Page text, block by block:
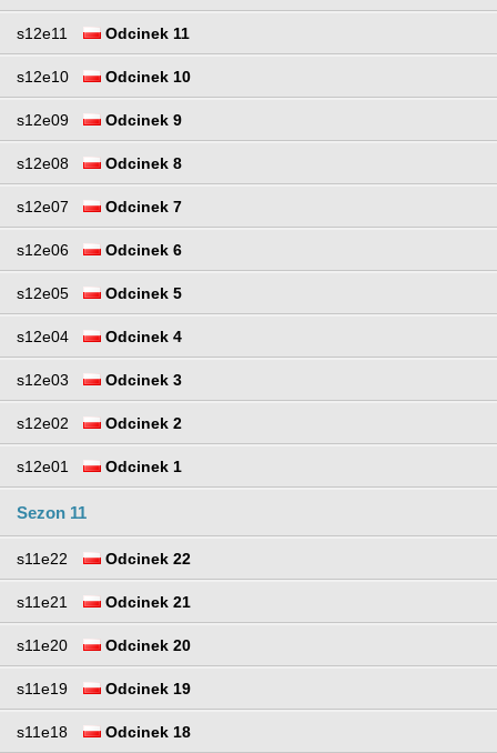
s12e11 Odcinek 11
s12e10 Odcinek 10
s12e09 Odcinek 9
s12e08 Odcinek 8
s12e07 Odcinek 7
s12e06 Odcinek 6
s12e05 Odcinek 5
s12e04 Odcinek 4
s12e03 Odcinek 3
s12e02 Odcinek 2
s12e01 Odcinek 1
Sezon 11
s11e22 Odcinek 22
s11e21 Odcinek 21
s11e20 Odcinek 20
s11e19 Odcinek 19
s11e18 Odcinek 18